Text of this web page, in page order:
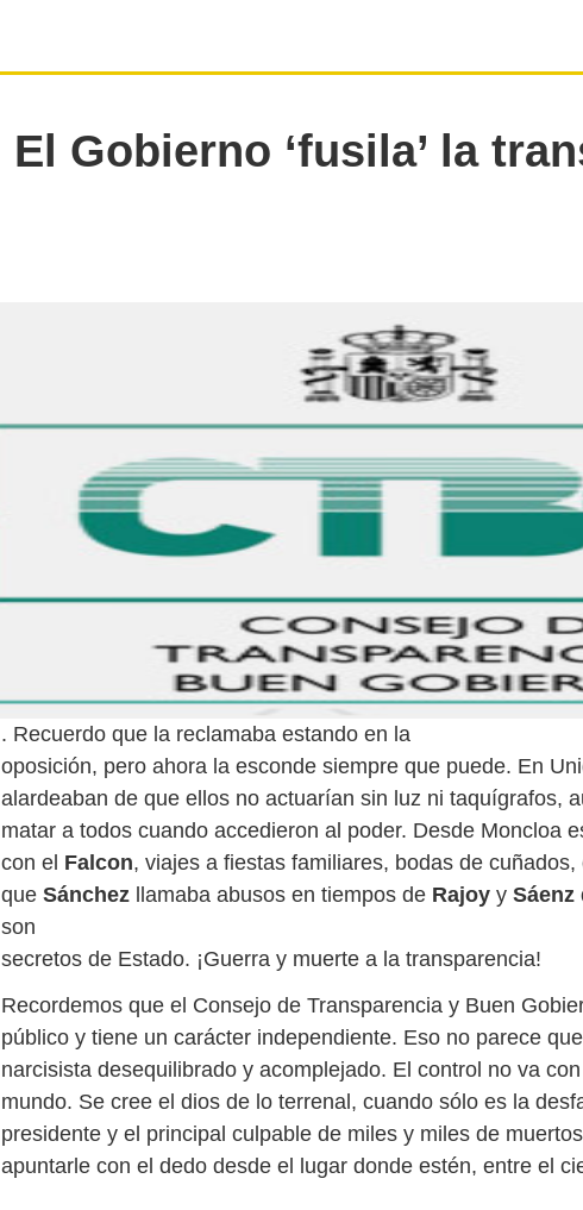
El Gobierno ‘fusila’ la
. Recuerdo que la reclamaba estando en la
oposición, pero ahora la esconde siempre que puede. En
alardeaban de que ellos no actuarían sin luz ni taquígrafos,
matar a todos cuando accedieron al poder. Desde Moncloa
con el Falcon, viajes a fiestas familiares, bodas de
que Sánchez llamaba abusos en tiempos de Rajoy y Sáenz
son
secretos de Estado. ¡Guerra y muerte a la transparencia!
Recordemos que el Consejo de Transparencia y Buen
público y tiene un carácter independiente. Eso no parece
narcisista desequilibrado y acomplejado. El control no va
mundo. Se cree el dios de lo terrenal, cuando sólo es la
presidente y el principal culpable de miles y miles de
apuntarle con el dedo desde el lugar donde estén, entre el